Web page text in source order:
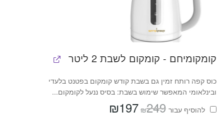
קומקומיחם - קומקום לשבת 2 ליטר
כוס קפה רותח זמין גם בשבת קודש קומקום בפטנט בלעדי
ובינלאומי המאפשר שימוש בשבת: בסיס ננעל לקומקום...
להוסיף⁦⁩ עבור
₪249 המחיר
המקורי₪197